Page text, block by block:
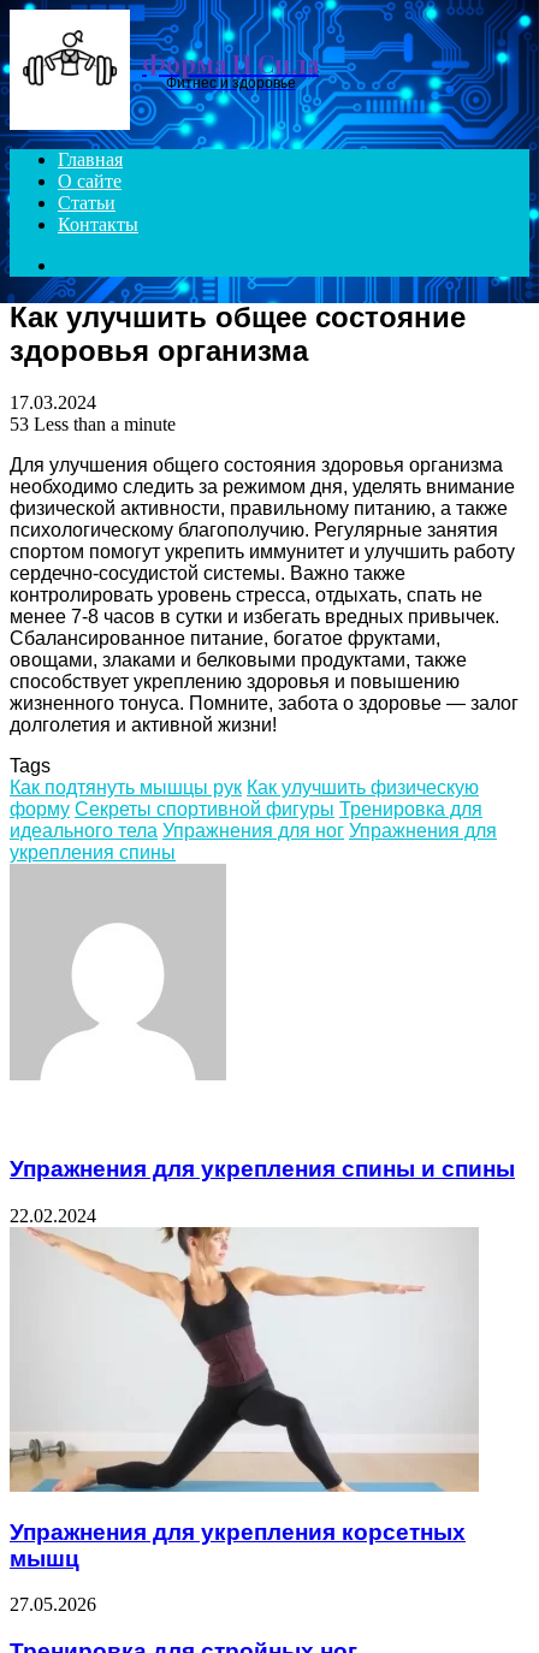
Menu
Форма И Сила
Фитнес и здоровье
Главная
О сайте
Статьи
Контакты
for
Как улучшить общее состояние
здоровья организма
17.03.2024
53 Less than a minute
Для улучшения общего состояния здоровья организма
необходимо следить за режимом дня, уделять внимание
физической активности, правильному питанию, а также
психологическому благополучию. Регулярные занятия
спортом помогут укрепить иммунитет и улучшить работу
сердечно-сосудистой системы. Важно также
контролировать уровень стресса, отдыхать, спать не
менее 7-8 часов в сутки и избегать вредных привычек.
Сбалансированное питание, богатое фруктами,
овощами, злаками и белковыми продуктами, также
способствует укреплению здоровья и повышению
жизненного тонуса. Помните, забота о здоровье — залог
долголетия и активной жизни!
Tags
Как подтянуть мышцы рук Как улучшить физическую
форму Секреты спортивной фигуры Тренировка для
идеального тела Упражнения для ног Упражнения для
укрепления спины
Упражнения для укрепления спины и спины
22.02.2024
Упражнения для укрепления корсетных
мышц
27.05.2026